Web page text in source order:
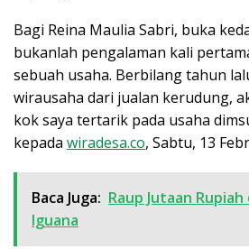
Bagi Reina Maulia Sabri, buka
bukanlah pengalaman kali
sebuah usaha. Berbilang tahun
wirausaha dari jualan kerudung,
kok saya tertarik pada usaha
kepada wiradesa.co, Sabtu, 13
Baca Juga: Raup Jutaan
Iguana